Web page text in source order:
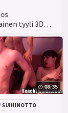
tyyli 3D
animoituja
08:35
SUIHINOTTO